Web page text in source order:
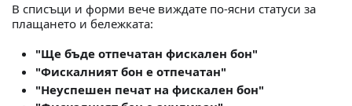
В списъци и форми вече виждате по-ясни статуси за
плащането и бележката:
"Ще бъде отпечатан фискален бон"
"Фискалният бон е отпечатан"
"Неуспешен печат на фискален бон"